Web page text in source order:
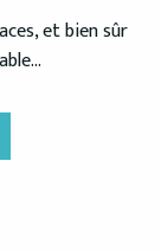
et bien sûr